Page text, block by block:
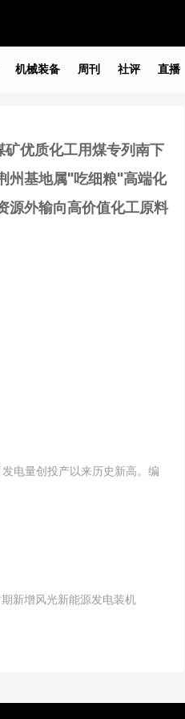
机械装备 周刊 社评 直播
优质化工用煤专列南下
州基地属"吃细粮"高端化
源外输向高价值化工原料
电量创投产以来历史新高。编
新增风光新能源发电装机